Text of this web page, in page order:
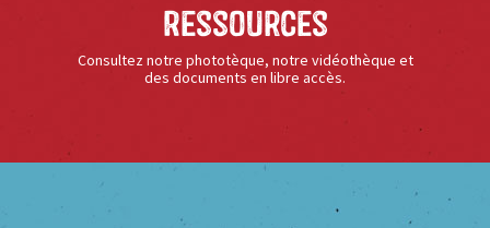
Ressources
Consultez notre phototèque, notre vidéothèque et
des documents en libre accès.